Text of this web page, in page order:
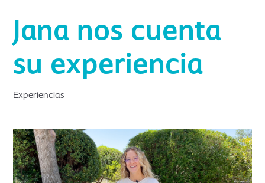
Jana nos cuenta
su experiencia
Experiencias